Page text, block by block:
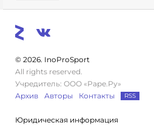
© 2026. InoProSport
All rights reserved.
Учредитель: ООО «Раре.Ру»
Архив
Авторы Контакты RSS
Юридическая информация